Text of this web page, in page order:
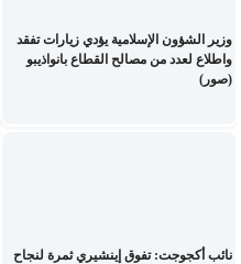
وزير الشؤون الإسلامية يؤدي زيارات تفقد
واطلاع لعدد من مصالح القطاع بانواذيبو
(صور)
نائب أكجوجت: تفوق إينشيري ثمرة لنجاح